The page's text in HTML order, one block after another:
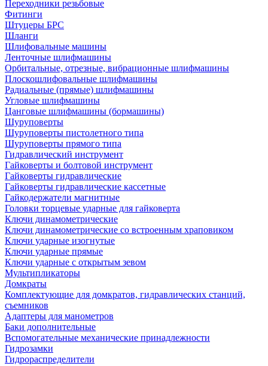
Переходники резьбовые
Фитинги
Штуцеры БРС
Шланги
Шлифовальные машины
Ленточные шлифмашины
Орбитальные, отрезные, вибрационные шлифмашины
Плоскошлифовальные шлифмашины
Радиальные (прямые) шлифмашины
Угловые шлифмашины
Цанговые шлифмашины (бормашины)
Шуруповерты
Шуруповерты пистолетного типа
Шуруповерты прямого типа
Гидравлический инструмент
Гайковерты и болтовой инструмент
Гайковерты гидравлические
Гайковерты гидравлические кассетные
Гайкодержатели магнитные
Головки торцевые ударные для гайковерта
Ключи динамометрические
Ключи динамометрические со встроенным храповиком
Ключи ударные изогнутые
Ключи ударные прямые
Ключи ударные с открытым зевом
Мультипликаторы
Домкраты
Комплектующие для домкратов, гидравлических станций,
съемников
Адаптеры для манометров
Баки дополнительные
Вспомогательные механические принадлежности
Гидрозамки
Гидрораспределители